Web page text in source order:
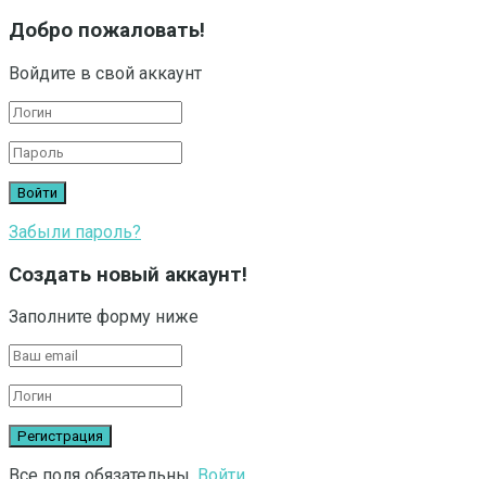
Добро пожаловать!
Войдите в свой аккаунт
Забыли пароль?
Создать новый аккаунт!
Заполните форму ниже